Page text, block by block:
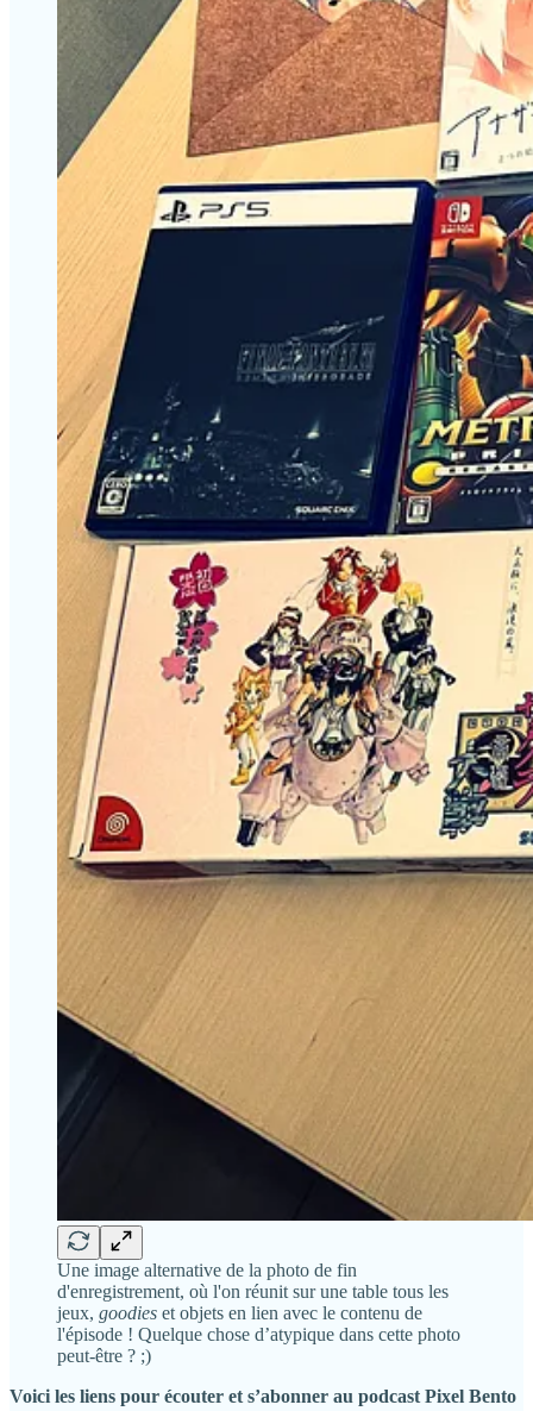
Une image alternative de la photo de fin
d'enregistrement, où l'on réunit sur une table tous les
jeux, goodies et objets en lien avec le contenu de
l'épisode ! Quelque chose d’atypique dans cette photo
peut-être ? ;)
Voici les liens pour écouter et s’abonner au podcast Pixel Bento